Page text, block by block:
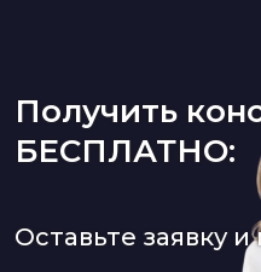
Получить
БЕСПЛАТНО:
Оставьте заявку